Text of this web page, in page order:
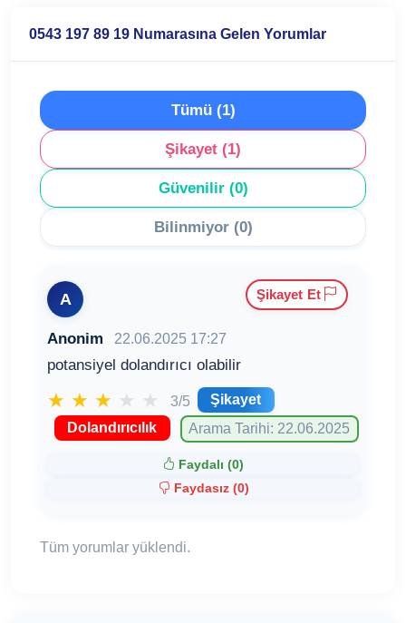
0543 197 89 19 Numarasına Gelen Yorumlar
Tümü (1)
Şikayet (1)
Güvenilir (0)
Bilinmiyor (0)
A
Anonim 22.06.2025 17:27
potansiyel dolandırıcı olabilir
★ ★ ★ ★ ★ 3/5
Şikayet
Dolandırıcılık
Arama Tarihi: 22.06.2025
Faydalı (0)
Faydasız (0)
Şikayet Et
Tüm yorumlar yüklendi.